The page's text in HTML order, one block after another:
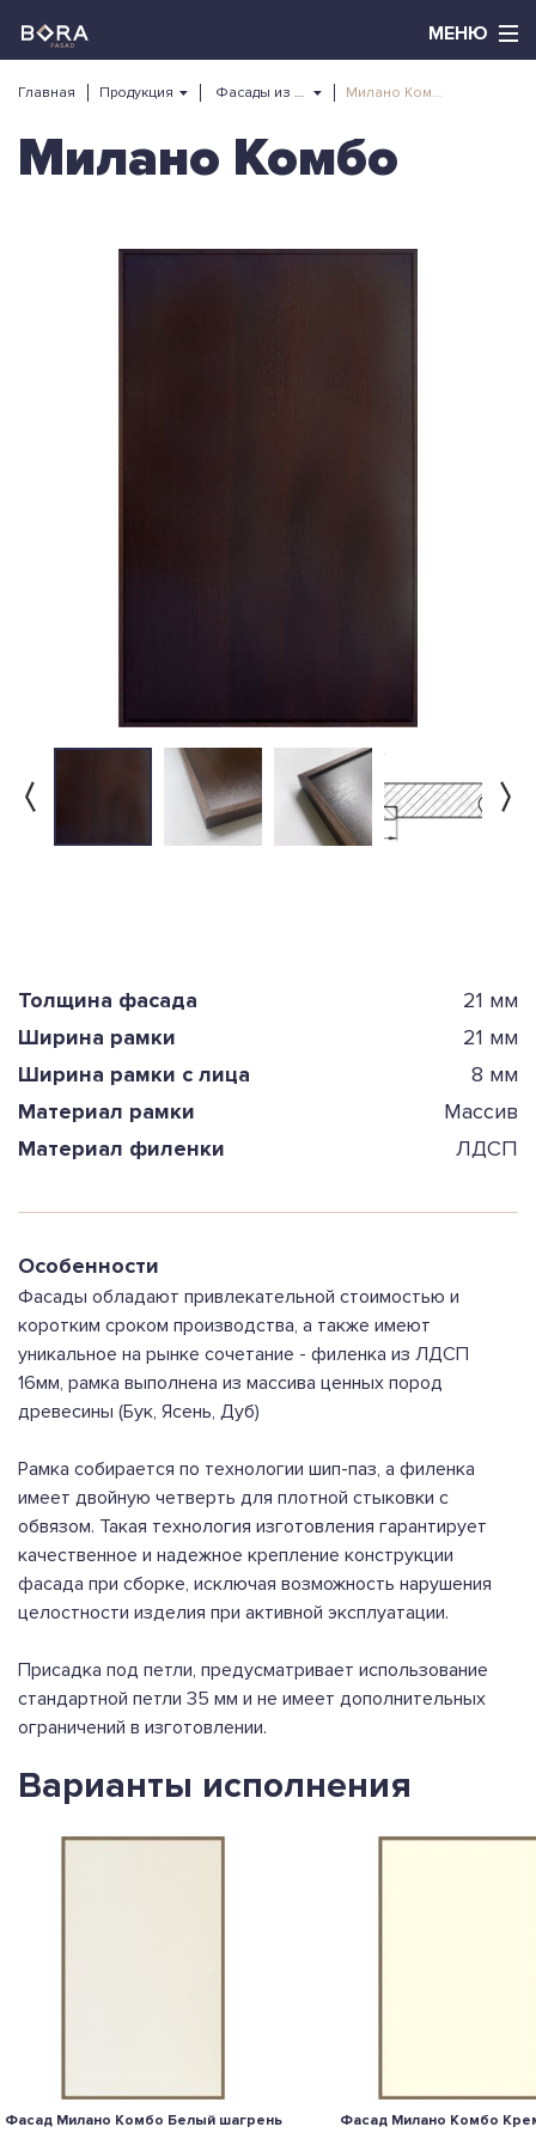
Главная Продукция Фасады из массива Милано Комбо
Милано Комбо
Толщина фасада
21 мм
Ширина рамки
21 мм
Ширина рамки с лица
8 мм
Материал рамки
Массив
Материал филенки
ЛДСП
Особенности
Фасады обладают привлекательной стоимостью и
коротким сроком производства, а также имеют
уникальное на рынке сочетание - филенка из ЛДСП
16мм, рамка выполнена из массива ценных пород
древесины (Бук, Ясень, Дуб)
Рамка собирается по технологии шип-паз, а филенка
имеет двойную четверть для плотной стыковки с
обвязом. Такая технология изготовления гарантирует
качественное и надежное крепление конструкции
фасада при сборке, исключая возможность нарушения
целостности изделия при активной эксплуатации.
Присадка под петли, предусматривает использование
стандартной петли 35 мм и не имеет дополнительных
ограничений в изготовлении.
Варианты исполнения
Фасад Милано Комбо Белый шагрень Фасад Милано Комбо